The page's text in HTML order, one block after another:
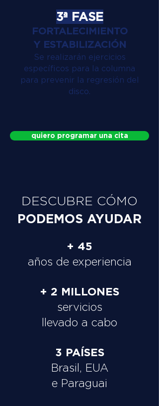
3ª FASE
FORTALECIMIENTO
Y ESTABILIZACIÓN
Se realizarán ejercicios
específicos para la columna
para prevenir la regresión del
disco.
quiero programar una cita
DESCUBRE CÓMO
PODEMOS AYUDAR
+ 45
años de experiencia
+ 2 MILLONES
servicios
llevado a cabo
3 PAÍSES
Brasil, EUA
e Paraguai